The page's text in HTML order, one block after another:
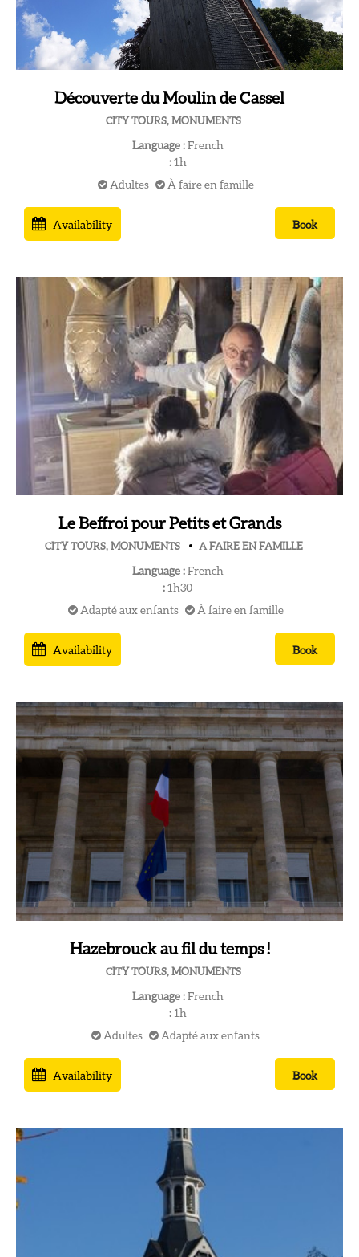
Découverte du Moulin de Cassel
CITY TOURS, MONUMENTS
Language : French
: 1h
Adultes
À faire en famille
Availability Book
Le Beffroi pour Petits et Grands
CITY TOURS, MONUMENTS A FAIRE EN FAMILLE
Language : French
:1h30
Adapté aux enfants
À faire en famille
Availability Book
Hazebrouck au fil du temps !
CITY TOURS, MONUMENTS
Language : French
: 1h
Adultes
Adapté aux enfants
Availability Book